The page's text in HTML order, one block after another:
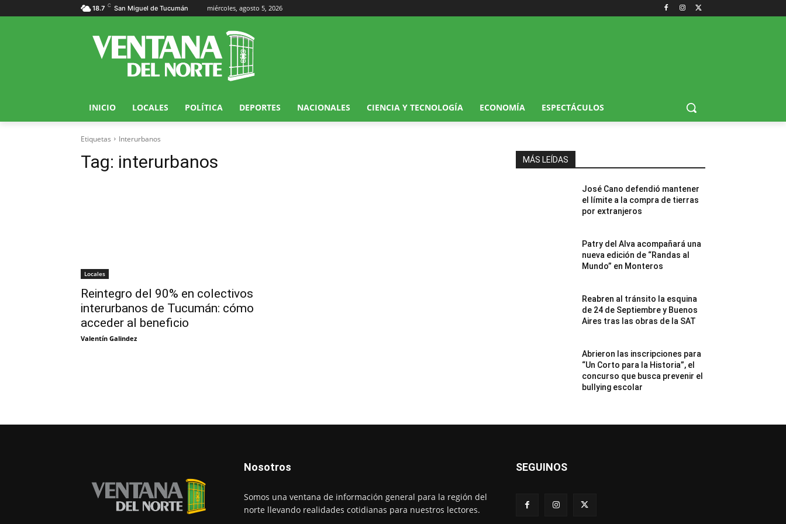
18.7 C San Miguel de Tucumán miércoles, agosto 5, 2026
INICIO LOCALES POLÍTICA DEPORTES NACIONALES CIENCIA Y TECNOLOGÍA ECONOMÍA ESPECTÁCULOS
Etiquetas Interurbanos
Tag: interurbanos
Locales
Reintegro del 90% en colectivos
interurbanos de Tucumán: cómo
acceder al beneficio
Valentín Galindez
MÁS LEÍDAS
José Cano defendió mantener
el límite a la compra de tierras
por extranjeros
Patry del Alva acompañará una
nueva edición de “Randas al
Mundo” en Monteros
Reabren al tránsito la esquina
de 24 de Septiembre y Buenos
Aires tras las obras de la SAT
Abrieron las inscripciones para
“Un Corto para la Historia”, el
concurso que busca prevenir el
bullying escolar
Nosotros
Somos una ventana de información general para la región del
norte llevando realidades cotidianas para nuestros lectores.
SEGUINOS